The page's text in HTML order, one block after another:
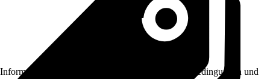
Informationen des Verkäufers, wie z. B. Rückgabebedingungen und